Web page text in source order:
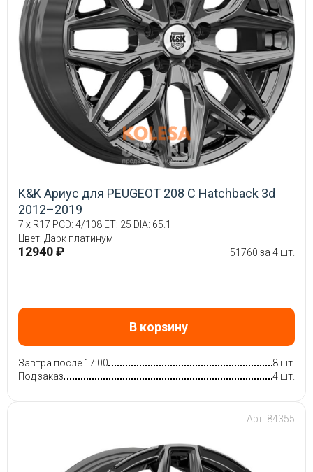
K&K Ариус для PEUGEOT 208 C Hatchback 3d
2012–2019
7 x R17 PCD: 4/108 ET: 25 DIA: 65.1
Цвет: Дарк платинум
12940 ₽ 51760 за 4 шт.
В корзину
Завтра после 17:00
8 шт.
Под заказ
4 шт.
Арт: 84355